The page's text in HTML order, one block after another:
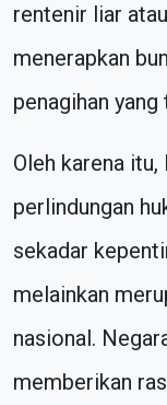
rentenir liar
menerapkan
penagihan
Oleh karena
perlindungan
sekadar
melainkan
nasional.
memberikan